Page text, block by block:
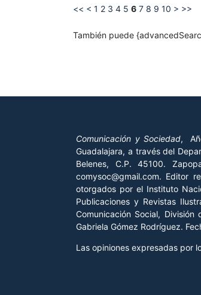
<< < 1 2 3 4 5 6 7 8 9 10 > >>
También puede
Comunicación y Sociedad,
Guadalajara, a través del
Belenes, C.P. 45100.
comysoc@gmail.com. Editor
otorgados por el Instituto
Publicaciones y Revistas
Comunicación Social,
Gabriela Gómez Rodríguez.
Las opiniones expresadas por